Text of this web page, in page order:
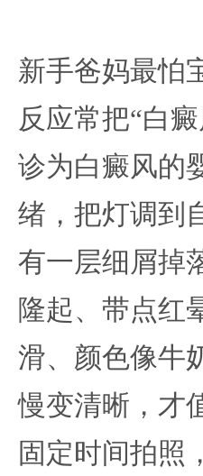
新手爸妈最怕
反应常把“白
诊为白癜风的
绪，把灯调到
有一层细屑掉
隆起、带点红
滑、颜色像牛
慢变清晰，才
固定时间拍照